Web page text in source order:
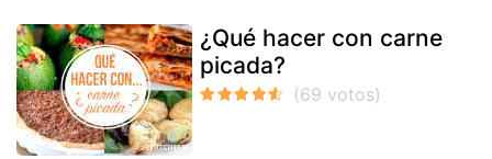
¿Qué hacer con carne
picada?